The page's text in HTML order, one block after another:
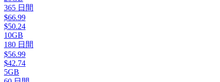
365 日間
$66.99
$50.24
10GB
180 日間
$56.99
$42.74
5GB